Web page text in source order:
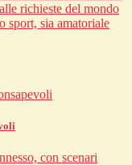
richieste del mondo
sport, sia amatoriale
con scenari